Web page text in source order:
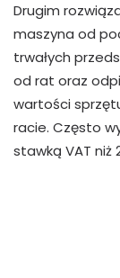
Drugim
maszyna od
trwałych
od rat oraz
wartości
racie. Często
stawką VAT niż